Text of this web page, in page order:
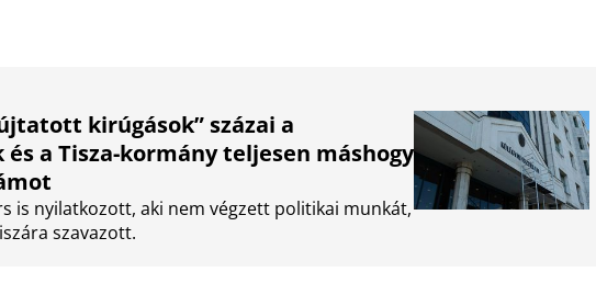
kirúgások” százai a
a Tisza-kormány teljesen máshogy
is nyilatkozott, aki nem végzett politikai munkát,
szavazott.